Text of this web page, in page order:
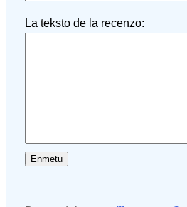
La teksto de la recenzo: